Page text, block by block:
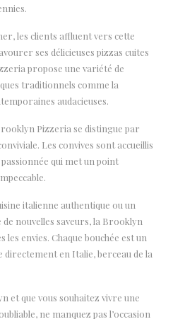
les clients affluent vers cette
ses délicieuses pizzas cuites
propose une variété de
traditionnels comme la
audacieuses.
Pizzeria se distingue par
Les convives sont accueillis
qui met un point
italienne authentique ou un
nouvelles saveurs, la Brooklyn
envies. Chaque bouchée est un
en Italie, berceau de la
et que vous souhaitez vivre une
ne manquez pas l’occasion